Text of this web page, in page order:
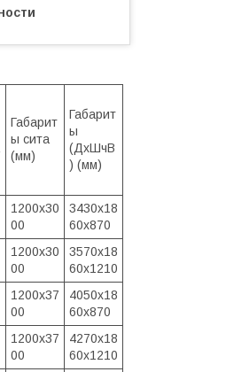
Габарит
ы сита
(мм)
Габарит
ы
(ДхШчВ
) (мм)
1200x30
00
3430x18
60x870
1200x30
00
3570x18
60x1210
1200x37
00
4050x18
60x870
1200x37
00
4270x18
60x1210